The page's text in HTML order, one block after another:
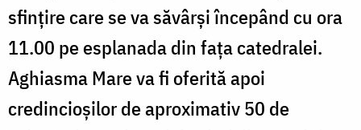
sfințire care se va săvârși începând cu ora
11.00 pe esplanada din fața catedralei.
Aghiasma Mare va fi oferită apoi
credincioșilor de aproximativ 50 de